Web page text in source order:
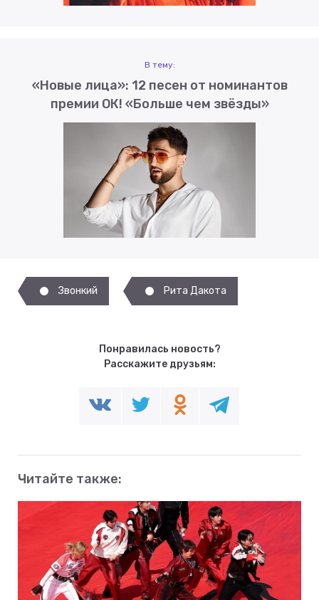
В тему:
«Новые лица»: 12 песен от номинантов
премии ОК! «Больше чем звёзды»
Звонкий Рита Дакота
Понравилась новость?
Расскажите друзьям:
Читайте также: